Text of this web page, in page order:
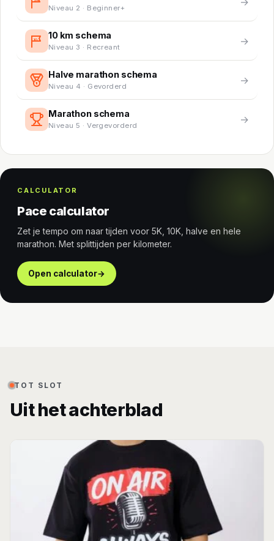
Niveau 2 · Beginner+
10 10 km schema
Niveau 3 · Recreant
→
Halve marathon schema
Niveau 4 · Gevorderd
→
Marathon schema
Niveau 5 · Vergevorderd
→
CALCULATOR
Pace calculator
Zet je tempo om naar tijden voor 5K, 10K, halve en hele
marathon. Met splittijden per kilometer.
Open calculator→
TOT SLOT
Uit het achterblad